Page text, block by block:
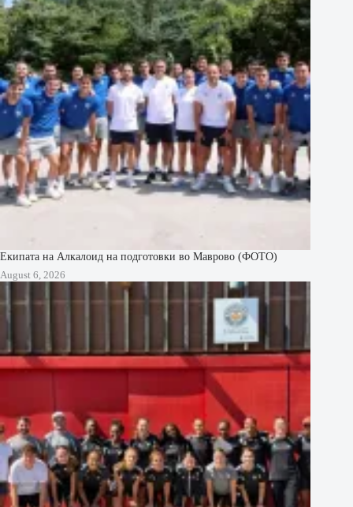
Екипата на Алкалоид на подготовки во Маврово (ФОТО)
August 6, 2026